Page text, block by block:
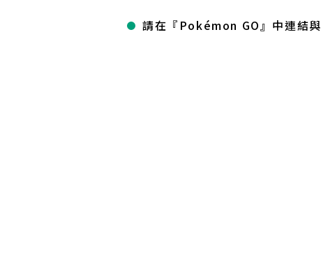
請在『Pokémon GO』中連結